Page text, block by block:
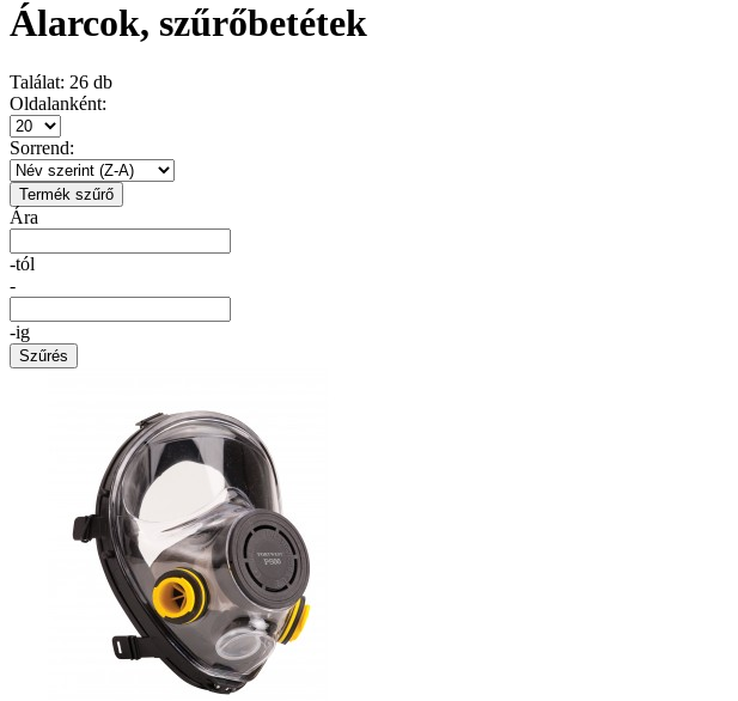
Álarcok, szűrőbetétek
Találat: 26 db
Oldalanként:
Sorrend:
Termék szűrő
Ára
-tól
-
-ig